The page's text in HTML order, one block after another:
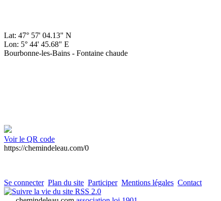
Lat: 47° 57' 04.13" N
Lon: 5° 44' 45.68" E
Bourbonne-les-Bains - Fontaine chaude
Voir le QR code
https://chemindeleau.com/0
Se connecter Plan du site Participer Mentions légales Contact
RSS 2.0